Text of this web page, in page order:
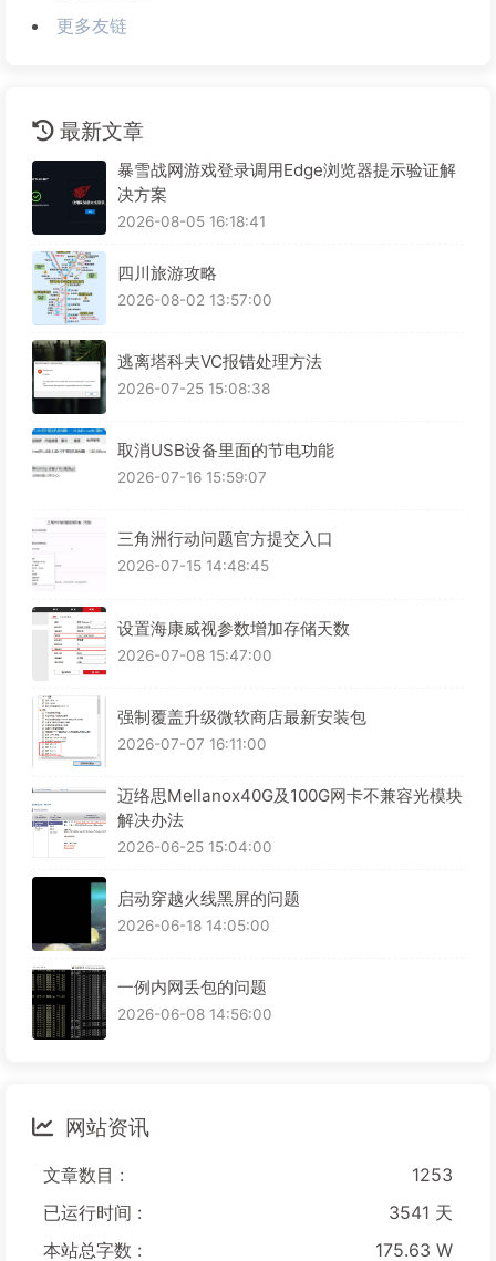
更多友链
最新文章
暴雪战网游戏登录调用Edge浏览器提示验证解
决方案
2026-08-05 16:18:41
四川旅游攻略
2026-08-02 13:57:00
逃离塔科夫VC报错处理方法
2026-07-25 15:08:38
取消USB设备里面的节电功能
2026-07-16 15:59:07
三角洲行动问题官方提交入口
2026-07-15 14:48:45
设置海康威视参数增加存储天数
2026-07-08 15:47:00
强制覆盖升级微软商店最新安装包
2026-07-07 16:11:00
迈络思Mellanox40G及100G网卡不兼容光模块
解决办法
2026-06-25 15:04:00
启动穿越火线黑屏的问题
2026-06-18 14:05:00
一例内网丢包的问题
2026-06-08 14:56:00
网站资讯
文章数目 :
1253
已运行时间 :
3541 天
本站总字数 :
175.63 W